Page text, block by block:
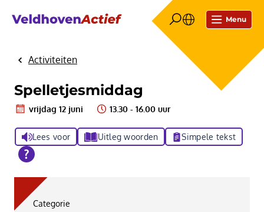
Menu
HomeActiviteiten
Spelletjesmiddag
vrijdag 12 juni 13.30 - 16.00 uur
Lees voor Uitleg woorden Simpele tekst
Categorie